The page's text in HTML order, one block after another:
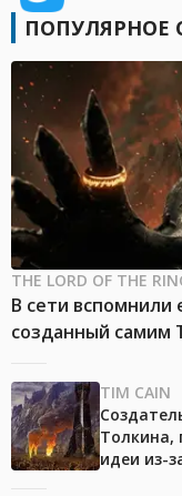
ПОПУЛЯРНОЕ
THE LORD OF THE
В сети вспомнили
созданный самим
TIM CAIN
Толкина,
идеи из-